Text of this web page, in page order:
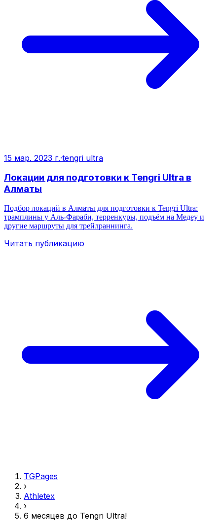
15 мар. 2023 г.·tengri ultra
Локации для подготовки к Tengri Ultra в
Алматы
Подбор локаций в Алматы для подготовки к Tengri Ultra:
трамплины у Аль‑Фараби, терренкуры, подъём на Медеу и
другие маршруты для трейлраннинга.
Читать публикацию
TGPages
›
Athletex
›
6 месяцев до Tengri Ultra!